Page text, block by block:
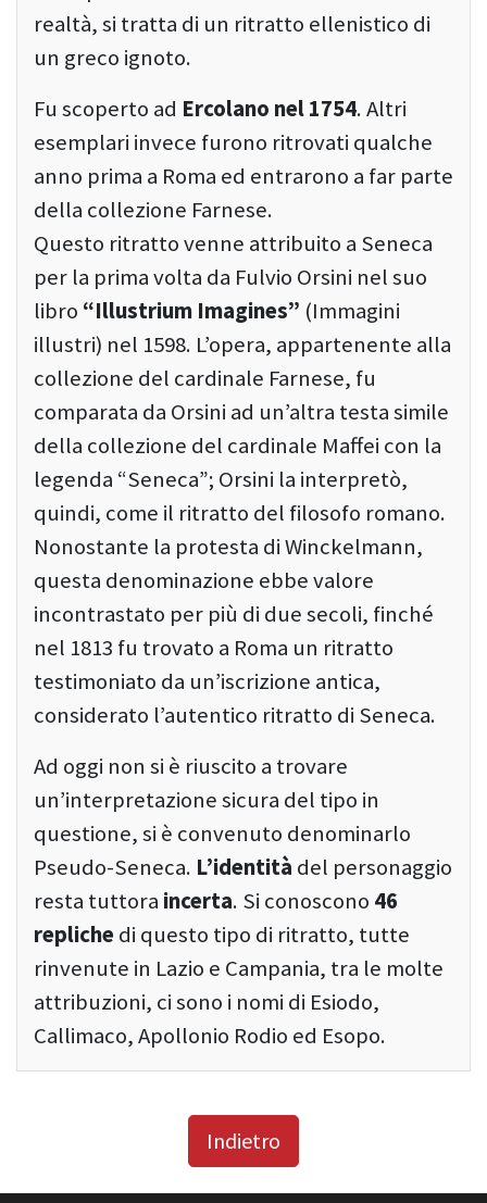
realtà, si tratta di un ritratto ellenistico di
un greco ignoto.
Fu scoperto ad Ercolano nel 1754. Altri
esemplari invece furono ritrovati qualche
anno prima a Roma ed entrarono a far parte
della collezione Farnese.
Questo ritratto venne attribuito a Seneca
per la prima volta da Fulvio Orsini nel suo
libro “Illustrium Imagines” (Immagini
illustri) nel 1598. L’opera, appartenente alla
collezione del cardinale Farnese, fu
comparata da Orsini ad un’altra testa simile
della collezione del cardinale Maffei con la
legenda “Seneca”; Orsini la interpretò,
quindi, come il ritratto del filosofo romano.
Nonostante la protesta di Winckelmann,
questa denominazione ebbe valore
incontrastato per più di due secoli, finché
nel 1813 fu trovato a Roma un ritratto
testimoniato da un’iscrizione antica,
considerato l’autentico ritratto di Seneca.
Ad oggi non si è riuscito a trovare
un’interpretazione sicura del tipo in
questione, si è convenuto denominarlo
Pseudo-Seneca. L’identità del personaggio
resta tuttora incerta. Si conoscono 46
repliche di questo tipo di ritratto, tutte
rinvenute in Lazio e Campania, tra le molte
attribuzioni, ci sono i nomi di Esiodo,
Callimaco, Apollonio Rodio ed Esopo.
Indietro